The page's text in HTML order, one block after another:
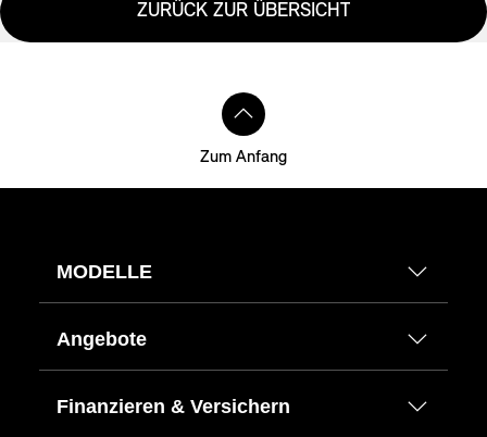
ZURÜCK ZUR ÜBERSICHT
Zum Anfang
MODELLE
Angebote
Finanzieren & Versichern